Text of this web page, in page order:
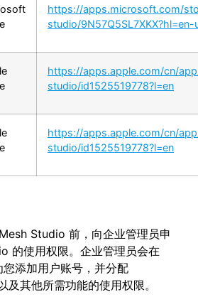
https://apps.microsoft.com/
studio/9N57Q5SL7XKX?hl=en-
https://apps.apple.com/cn/
studio/id1525519778?l=en
https://apps.apple.com/cn/
studio/id1525519778?l=en
Studio 前，向企业管理员申
的使用权限。企业管理员会在
添加用户账号，并分配
其他所需功能的使用权限。